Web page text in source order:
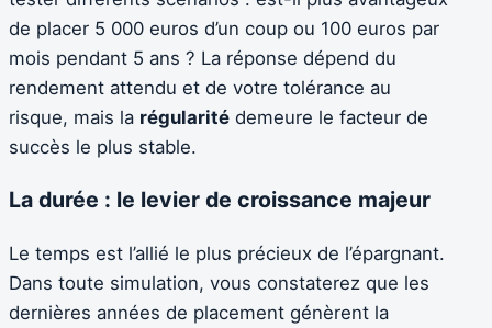
de placer 5 000 euros d’un coup ou 100 euros par
mois pendant 5 ans ? La réponse dépend du
rendement attendu et de votre tolérance au
risque, mais la régularité demeure le facteur de
succès le plus stable.
La durée : le levier de croissance majeur
Le temps est l’allié le plus précieux de l’épargnant.
Dans toute simulation, vous constaterez que les
dernières années de placement génèrent la